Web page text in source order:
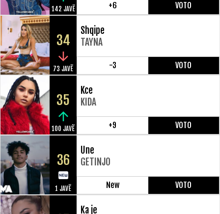
142 JAVË +6 VOTO
34
73 JAVË
Shqipe
TAYNA
-3 VOTO
35
100 JAVË
Kce
KIDA
+9 VOTO
36
1 JAVË
Une
GETINJO
New VOTO
Ka je